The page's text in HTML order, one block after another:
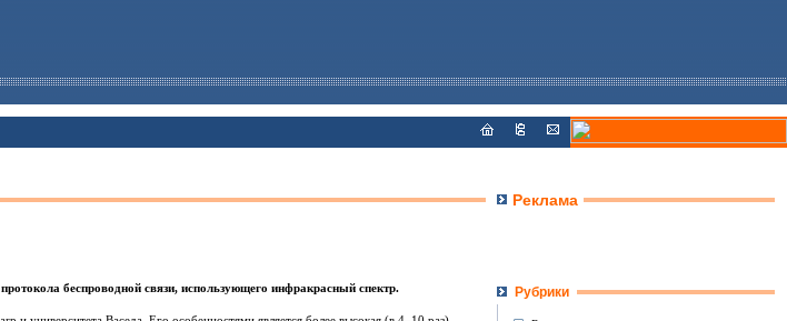
беспроводной связи, использующего инфракрасный спектр.
Реклама
Рубрики